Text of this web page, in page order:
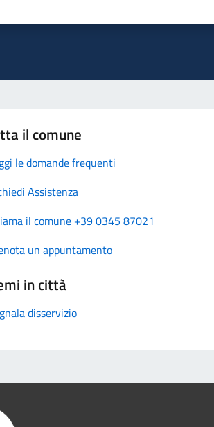
il comune
le domande frequenti
Assistenza
il comune +39 0345 87021
un appuntamento
in città
disservizio